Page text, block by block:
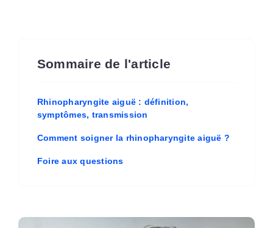
Sommaire de l'article
Rhinopharyngite aiguë : définition,
symptômes, transmission
Comment soigner la rhinopharyngite aiguë ?
Foire aux questions